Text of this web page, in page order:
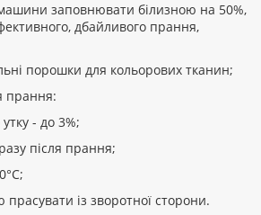
заповнювати білизною на 50%,
дбайливого прання,
порошки для кольорових тканин;
прання:
- до 3%;
після прання;
із зворотної сторони.